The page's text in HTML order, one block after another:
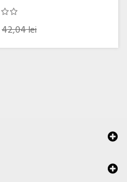
42,04 lei